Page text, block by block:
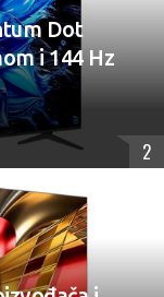
Dot
i 144 Hz
2